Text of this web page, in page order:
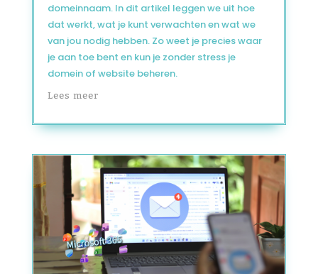
domeinnaam. In dit artikel leggen we uit hoe
dat werkt, wat je kunt verwachten en wat we
van jou nodig hebben. Zo weet je precies waar
je aan toe bent en kun je zonder stress je
domein of website beheren.
Lees meer